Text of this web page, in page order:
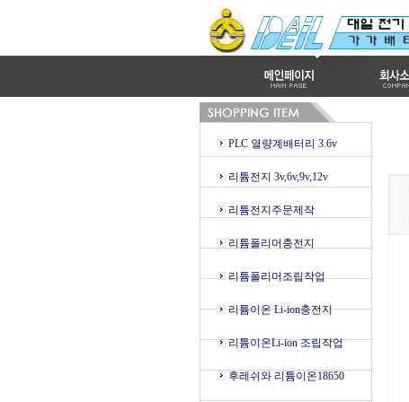
PLC 열량계배터리 3.6v
리튬전지 3v,6v,9v,12v
리튬전지주문제작
리튬폴리머충전지
리튬폴리머조립작업
리튬이온 Li-ion충전지
리튬이온Li-ion 조립작업
후레쉬와 리튬이온18650